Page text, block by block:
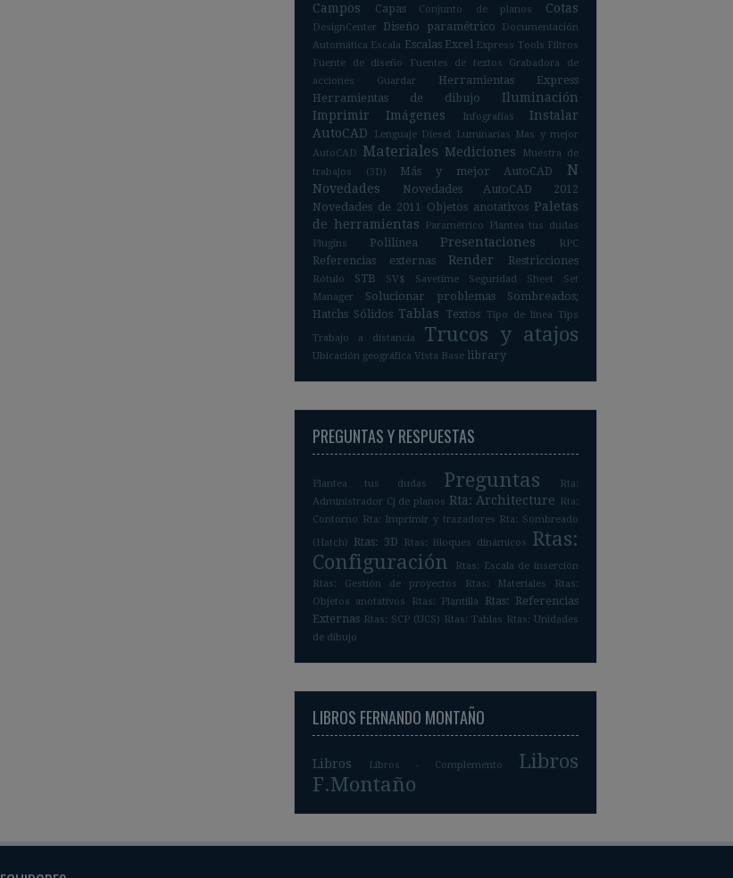
Campos Capas Conjunto de planos Cotas
DesignCenter Diseño paramétrico
Documentación
Automática Escala Escalas Excel Express Tools Filtros
Fuente de diseño
Fuentes de textos
Grabadora de
acciones
Guardar
Herramientas Express
Herramientas de dibujo
Iluminación
Imprimir
Imágenes Infografías
Instalar
AutoCAD
Lenguaje Diesel Luminarias Mas y mejor
AutoCAD Materiales Mediciones
Muestra de
trabajos (3D)
Más y mejor AutoCAD N
Novedades
Novedades AutoCAD 2012
Novedades de 2011 Objetos anotativos Paletas
de herramientas
Paramétrico
Plantea tus dudas
Plugins
Polilínea Presentaciones RPC
Referencias externas Render Restricciones
Rótulo STB SV$ Savetime Seguridad
Sheet Set
Manager
Solucionar problemas
Sombreados;
Hatchs Sólidos Tablas Textos Tipo de linea Tips
Trabajo a distancia
Trucos y atajos
Ubicación geográfica Vista Base library
PREGUNTAS Y RESPUESTAS
Plantea tus dudas Preguntas
Rta:
Administrador Cj de planos Rta: Architecture Rta:
Contorno Rta: Imprimir y trazadores Rta: Sombreado
(Hatch)
Rtas: 3D Rtas: Bloques dinámicos
Rtas:
Configuración
Rtas: Escala de inserción
Rtas: Gestión de proyectos
Rtas: Materiales
Rtas:
Objetos anotativos
Rtas: Plantilla
Rtas: Referencias
Externas Rtas: SCP (UCS) Rtas: Tablas Rtas: Unidades
de dibujo
LIBROS FERNANDO MONTAÑO
Libros Libros - Complemento
Libros
F.Montaño